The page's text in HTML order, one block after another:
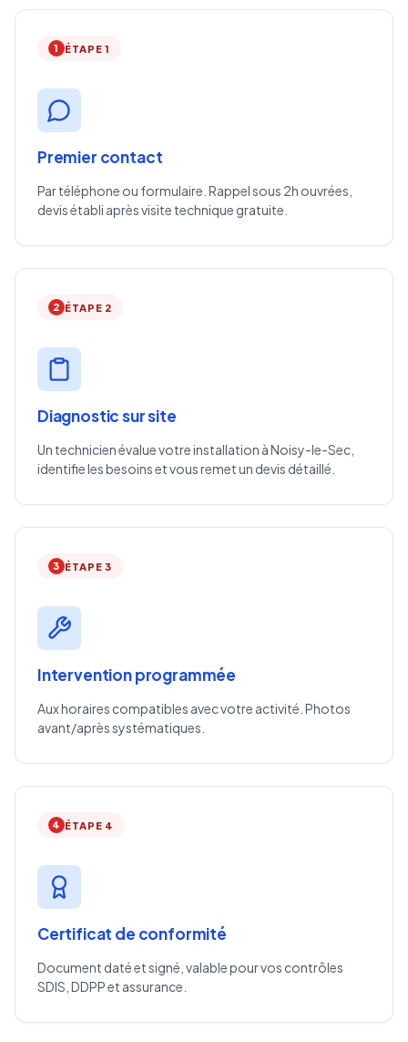
1 ÉTAPE 1
Premier contact
Par téléphone ou formulaire. Rappel sous 2h ouvrées,
devis établi après visite technique gratuite.
2 ÉTAPE 2
Diagnostic sur site
Un technicien évalue votre installation à Noisy-le-Sec,
identifie les besoins et vous remet un devis détaillé.
3 ÉTAPE 3
Intervention programmée
Aux horaires compatibles avec votre activité. Photos
avant/après systématiques.
4 ÉTAPE 4
Certificat de conformité
Document daté et signé, valable pour vos contrôles
SDIS, DDPP et assurance.